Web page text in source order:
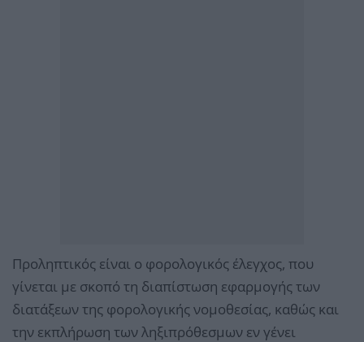
Προληπτικός είναι ο φορολογικός έλεγχος, που
γίνεται με σκοπό τη διαπίστωση εφαρμογής των
διατάξεων της φορολογικής νομοθεσίας, καθώς και
την εκπλήρωση των ληξιπρόθεσμων εν γένει